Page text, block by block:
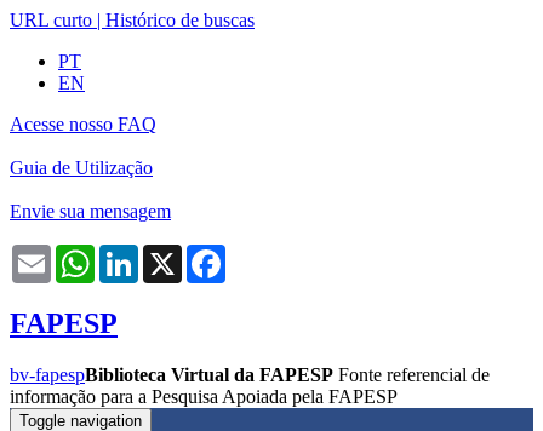
URL curto | Histórico de buscas
PT
EN
Acesse nosso FAQ
Guia de Utilização
Envie sua mensagem
Email WhatsAppLinkedIn
X
FAPESP
bv-fapespBiblioteca Virtual da FAPESP Fonte referencial de
informação para a Pesquisa Apoiada pela FAPESP
Toggle navigation